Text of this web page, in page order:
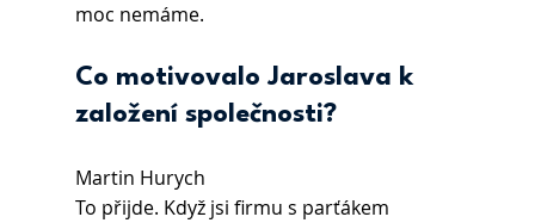
moc nemáme.
Co motivovalo Jaroslava k
založení společnosti?
Martin Hurych
To přijde. Když jsi firmu s parťákem